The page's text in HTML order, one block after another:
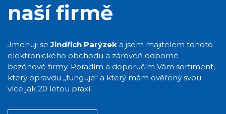
naší firmě
Jmenuji seJindřich Parýzek a jsem majitelem tohoto
elektronického obchodu a zároveň odborné
bazénové firmy. Poradím a doporučím Vám sortiment,
který opravdu „funguje“ a který mám ověřený svou
více jak 20 letou praxí.